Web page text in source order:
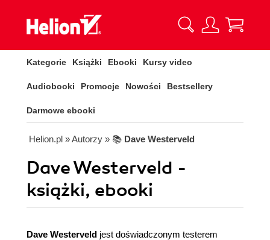
Kategorie Książki Ebooki Kursy video
Audiobooki Promocje Nowości Bestsellery
Darmowe ebooki
Helion.pl » Autorzy » 📚 Dave Westerveld
Dave Westerveld -
książki, ebooki
Dave Westerveld jest doświadczonym testerem